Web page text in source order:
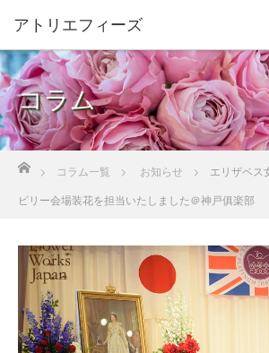
コラム
コラム一覧 お知らせ エリザベス
ビリー会場装花を担当いたしました＠神戸俱楽部